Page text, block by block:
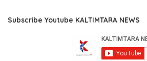
Subscribe Youtube KALTIMTARA NEWS